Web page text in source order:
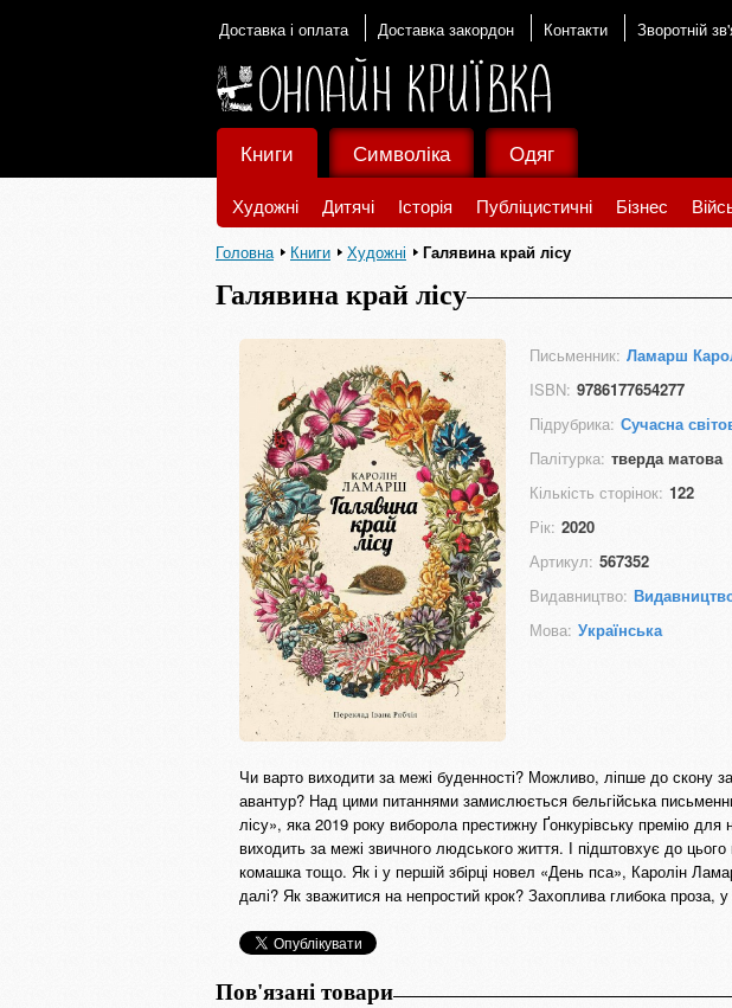
Доставка і оплата Доставка закордон Контакти Зворотній
Книги
Художні Дитячі Історія Публіцистичні Бізнес
Символіка Одяг
Головна Книги Художні Галявина край лісу
Галявина край лісу
Письменник: Ламарш
ISBN: 9786177654277
Підрубрика: Сучасна
Палітурка: тверда матова
Кількість сторінок: 122
Рік: 2020
Артикул: 567352
Видавництво:
Мова: Українська
Чи варто виходити за межі буденності? Можливо, ліпше до скону
авантур? Над цими питаннями замислюється бельгійська
лісу», яка 2019 року виборола престижну Ґонкурівську премію
виходить за межі звичного людського життя. І підштовхує до
комашка тощо. Як і у першій збірці новел «День пса», Каролін
далі? Як зважитися на непростий крок? Захоплива глибока проза, у
Пов'язані товари